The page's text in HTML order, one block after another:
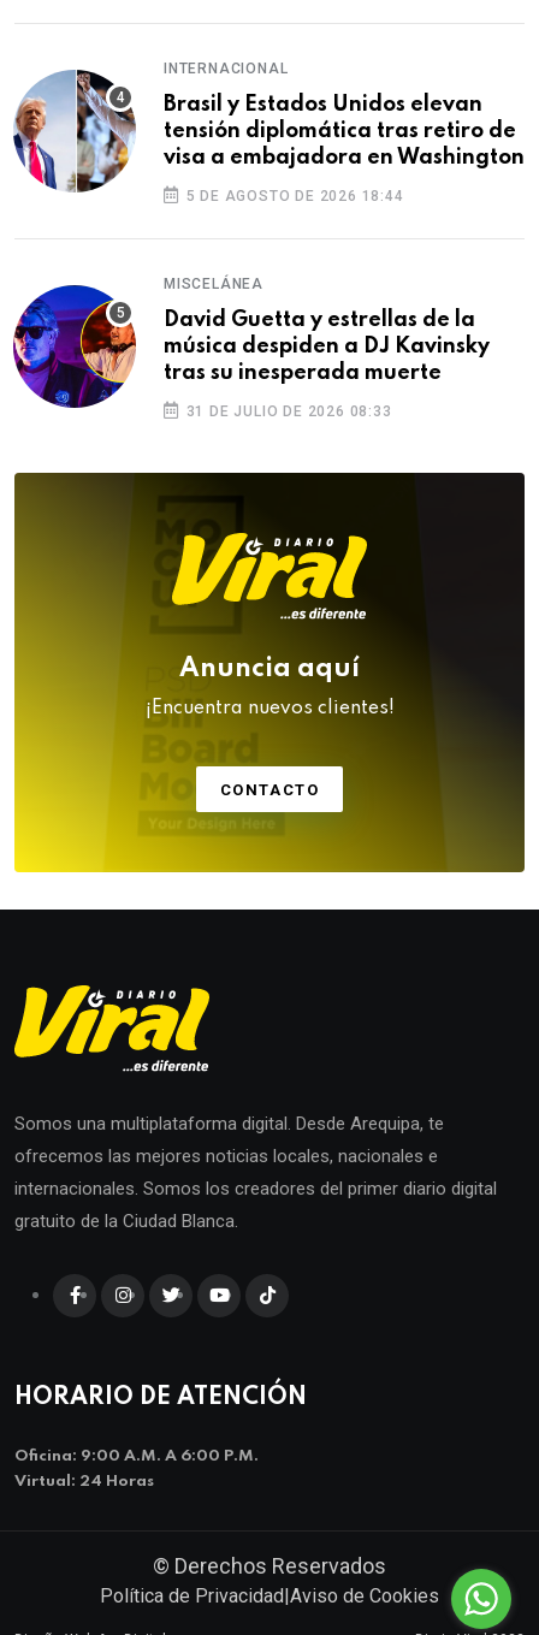
INTERNACIONAL
Brasil y Estados Unidos elevan
tensión diplomática tras retiro de
visa a embajadora en Washington
5 DE AGOSTO DE 2026 18:44
MISCELÁNEA
David Guetta y estrellas de la
música despiden a DJ Kavinsky
tras su inesperada muerte
31 DE JULIO DE 2026 08:33
Anuncia aquí
¡Encuentra nuevos clientes!
CONTACTO
Somos una multiplataforma digital. Desde Arequipa, te
ofrecemos las mejores noticias locales, nacionales e
internacionales. Somos los creadores del primer diario digital
gratuito de la Ciudad Blanca.
HORARIO DE ATENCIÓN
Oficina: 9:00 A.m. A 6:00 P.m.
Virtual: 24 Horas
© Derechos Reservados
Política de Privacidad|Aviso de Cookies